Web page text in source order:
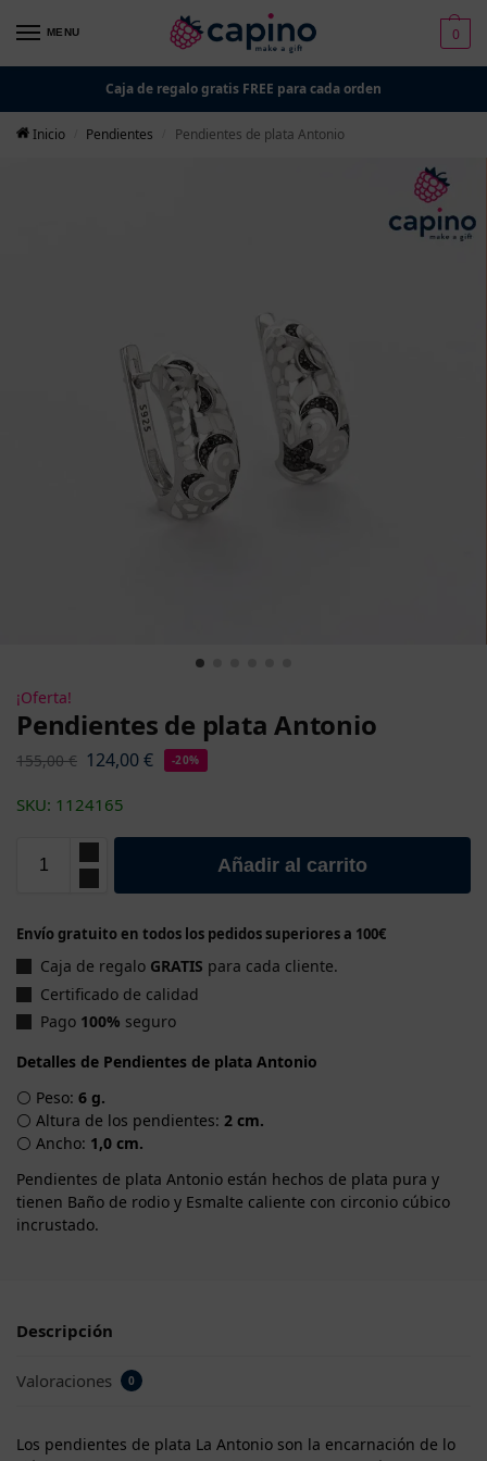
MENU 0
Caja de regalo gratis FREE para cada orden
Inicio Pendientes Pendientes de plata Antonio
¡Oferta!
Pendientes de plata Antonio
155,00€ 124,00€ -20%
SKU: 1124165
Añadir al carrito
Envío gratuito en todos los pedidos superiores a 100€
Caja de regalo GRATIS para cada cliente.
Certificado de calidad
Pago 100% seguro
Detalles de Pendientes de plata Antonio
⚪ Peso: 6 g.
⚪ Altura de los pendientes: 2 cm.
⚪ Ancho: 1,0 cm.
Pendientes de plata Antonio están hechos de plata pura y
tienen Baño de rodio y Esmalte caliente con circonio cúbico
incrustado.
Descripción
Valoraciones 0
Los pendientes de plata La Antonio son la encarnación de lo